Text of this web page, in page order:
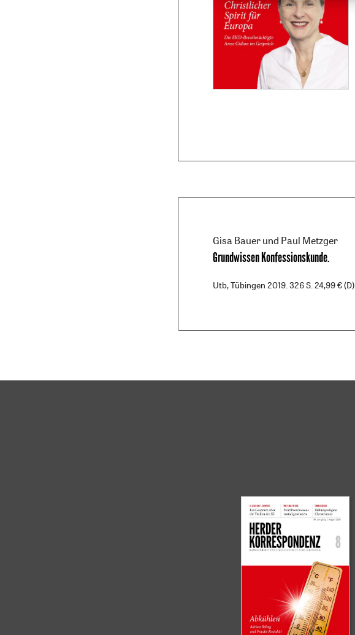
Gisa Bauer und Paul Metzger
Grundwissen Konfessionskunde.
Utb, Tübingen 2019. 326 S. 24,99 € (D)
Überschrift